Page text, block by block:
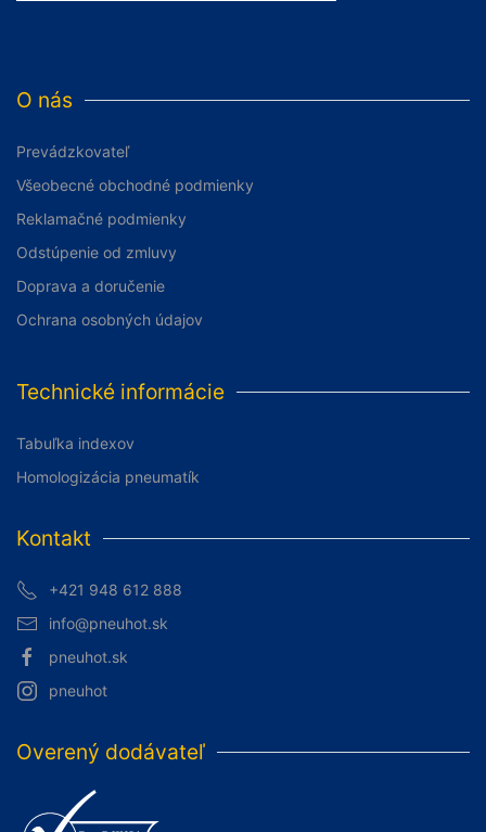
O nás
Prevádzkovateľ
Všeobecné obchodné podmienky
Reklamačné podmienky
Odstúpenie od zmluvy
Doprava a doručenie
Ochrana osobných údajov
Technické informácie
Tabuľka indexov
Homologizácia pneumatík
Kontakt
+421 948 612 888
info@pneuhot.sk
pneuhot.sk
pneuhot
Overený dodávateľ